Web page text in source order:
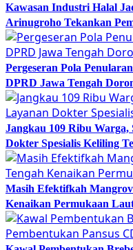
Kawasan Industri Halal
Arinugroho Tekankan
Pergeseran Pola
DPRD Jawa Tengah
Jangkau 109 Ribu
Dokter Spesialis Keliling
Masih Efektifkah
Kenaikan Permukaan